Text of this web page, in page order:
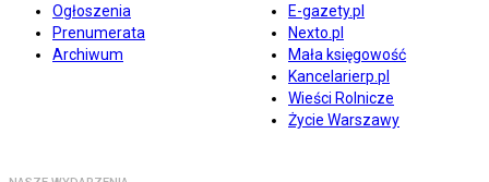
Ogłoszenia
Prenumerata
Archiwum
E-gazety.pl
Nexto.pl
Mała księgowość
Kancelarierp.pl
Wieści Rolnicze
Życie Warszawy